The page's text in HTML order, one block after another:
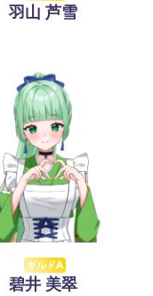
羽山 芦雪
ギルドA
碧井 美翠